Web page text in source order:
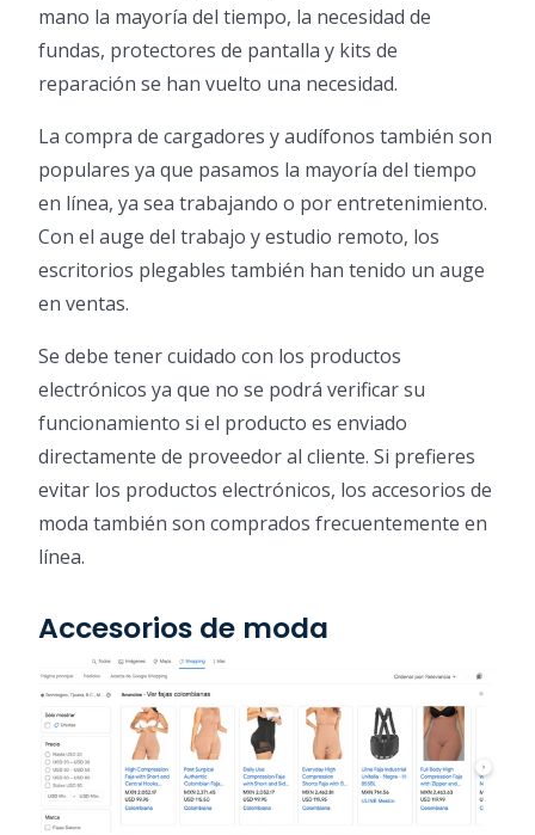
mano la mayoría del tiempo, la necesidad de
fundas, protectores de pantalla y kits de
reparación se han vuelto una necesidad.
La compra de cargadores y audífonos también son
populares ya que pasamos la mayoría del tiempo
en línea, ya sea trabajando o por entretenimiento.
Con el auge del trabajo y estudio remoto, los
escritorios plegables también han tenido un auge
en ventas.
Se debe tener cuidado con los productos
electrónicos ya que no se podrá verificar su
funcionamiento si el producto es enviado
directamente de proveedor al cliente. Si prefieres
evitar los productos electrónicos, los accesorios de
moda también son comprados frecuentemente en
línea.
Accesorios de moda